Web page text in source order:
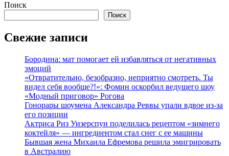
Поиск
Поиск
Свежие записи
Бородина: мат помогает ей избавляться от негативных
эмоций
«Отвратительно, безобразно, неприятно смотреть. Ты
видел себя вообще?!»: Фомин оскорбил ведущего шоу
«Модный приговор» Рогова
Гонорары шоумена Александра Реввы упали вдвое из-за
его позиции
Актриса Риз Уизерспун поделилась рецептом «зимнего
коктейля» — ингредиентом стал снег с ее машины
Бывшая жена Михаила Ефремова решила эмигрировать
в Австралию